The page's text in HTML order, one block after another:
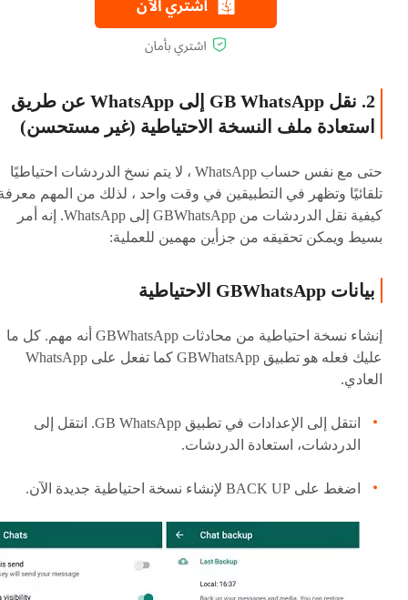
2. نقل GB WhatsApp إلى WhatsApp عن طريق
استعادة ملف النسخة الاحتياطية (غير مستحسن)
حتى مع نفس حساب WhatsApp ، لا يتم نسخ الدردشات احتياطيًا
تلقائيًا وتظهر في التطبيقين في وقت واحد ، لذلك من المهم
كيفية نقل الدردشات من GBWhatsApp إلى WhatsApp. إنه أمر
بسيط ويمكن تحقيقه من جزأين مهمين للعملية:
بيانات GBWhatsApp الاحتياطية
إنشاء نسخة احتياطية من محادثات GBWhatsApp أنه مهم. كل ما
عليك فعله هو تطبيق GBWhatsApp كما تفعل على WhatsApp
العادي.
انتقل إلى الإعدادات في تطبيق GB WhatsApp. انتقل إلى
الدردشات، استعادة الدردشات.
اضغط على BACK UP لإنشاء نسخة احتياطية جديدة الآن.